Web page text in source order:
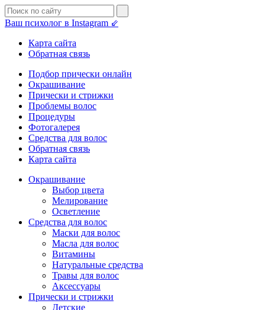
Ваш психолог в Instagram ⇙
Карта сайта
Обратная связь
Подбор прически онлайн
Окрашивание
Прически и стрижки
Проблемы волос
Процедуры
Фотогалерея
Средства для волос
Обратная связь
Карта сайта
Окрашивание
Выбор цвета
Мелирование
Осветление
Средства для волос
Маски для волос
Масла для волос
Витамины
Натуральные средства
Травы для волос
Аксессуары
Прически и стрижки
Детские